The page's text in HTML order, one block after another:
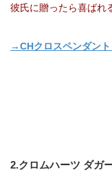
彼氏に贈ったら喜ばれ
→CHクロスペンダン
2.クロムハーツ ダガ